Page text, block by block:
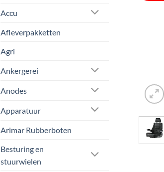
Accu
Afleverpakketten
Agri
Ankergerei
Anodes
Apparatuur
Arimar Rubberboten
Besturing en
stuurwielen